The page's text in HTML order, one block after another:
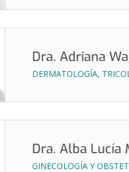
Dra. Adriana
DERMATOLOGÍA,
Dra. Alba Lucía
GINECOLOGÍA Y